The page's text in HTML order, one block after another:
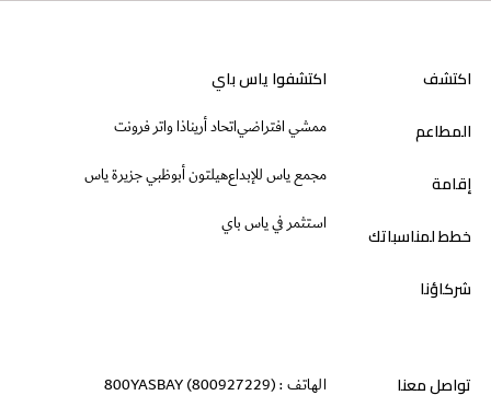
اكتشف
المطاعم
إقامة
خطط لمناسباتك
شركاؤنا
اكتشفوا ياس باي
ممشي افتراضياتحاد أريناذا واتر فرونت
مجمع ياس للإبداعهيلتون أبوظبي جزيرة ياس
استثمر في ياس باي
تواصل معنا الهاتف :800YASBAY (800927229)